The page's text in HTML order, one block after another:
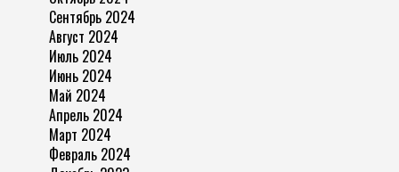
Сентябрь 2024
Август 2024
Июль 2024
Июнь 2024
Май 2024
Апрель 2024
Март 2024
Февраль 2024